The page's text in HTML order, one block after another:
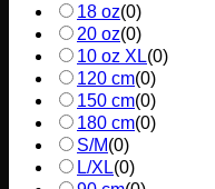
18 oz(0)
20 oz(0)
10 oz XL(0)
120 cm(0)
150 cm(0)
180 cm(0)
S/M(0)
L/XL(0)